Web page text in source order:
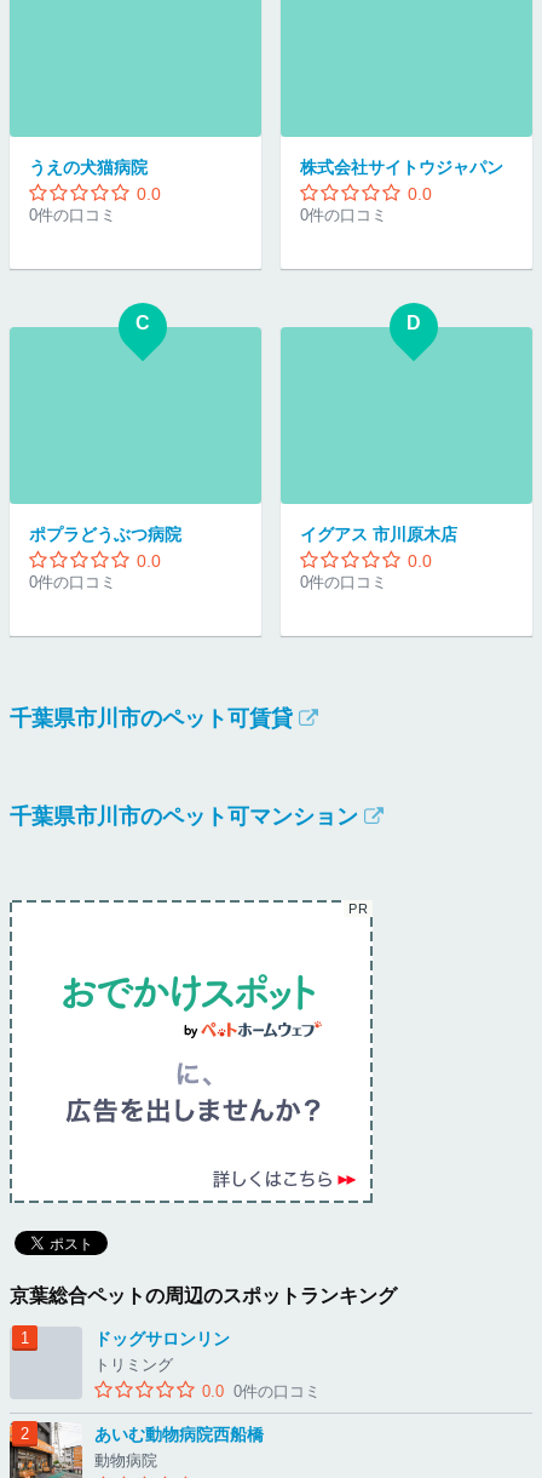
うえの犬猫病院
0.0
0件の口コミ
株式会社サイトウジャパン
0.0
0件の口コミ
C
ポプラどうぶつ病院
0.0
0件の口コミ
D
イグアス 市川原木店
0.0
0件の口コミ
千葉県市川市のペット可賃貸
千葉県市川市のペット可マンション
京葉総合ペットの周辺のスポットランキング
ドッグサロンリン
トリミング
0.0 0件の口コミ
あいむ動物病院西船橋
動物病院